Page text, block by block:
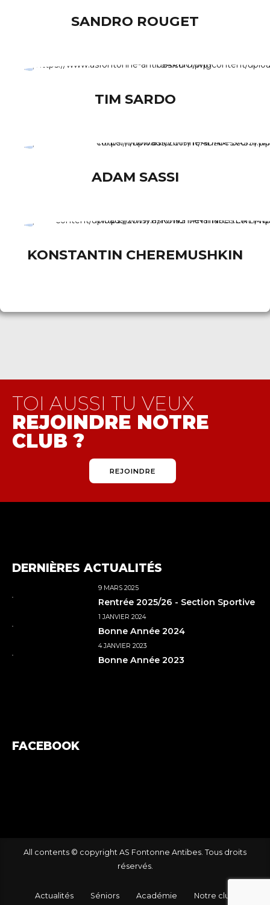
SANDRO ROUGET
TIM SARDO
ADAM SASSI
KONSTANTIN CHEREMUSHKIN
TOI AUSSI TU VEUX
REJOINDRE NOTRE
CLUB ?
REJOINDRE
DERNIÈRES ACTUALITÉS
9 MARS 2025
Rentrée 2025/26 - Section Sportive
1 JANVIER 2024
Bonne Année 2024
4 JANVIER 2023
Bonne Année 2023
FACEBOOK
All contents © copyright AS Fontonne Antibes. Tous droits
réservés.
Actualités Séniors Académie
Notre club